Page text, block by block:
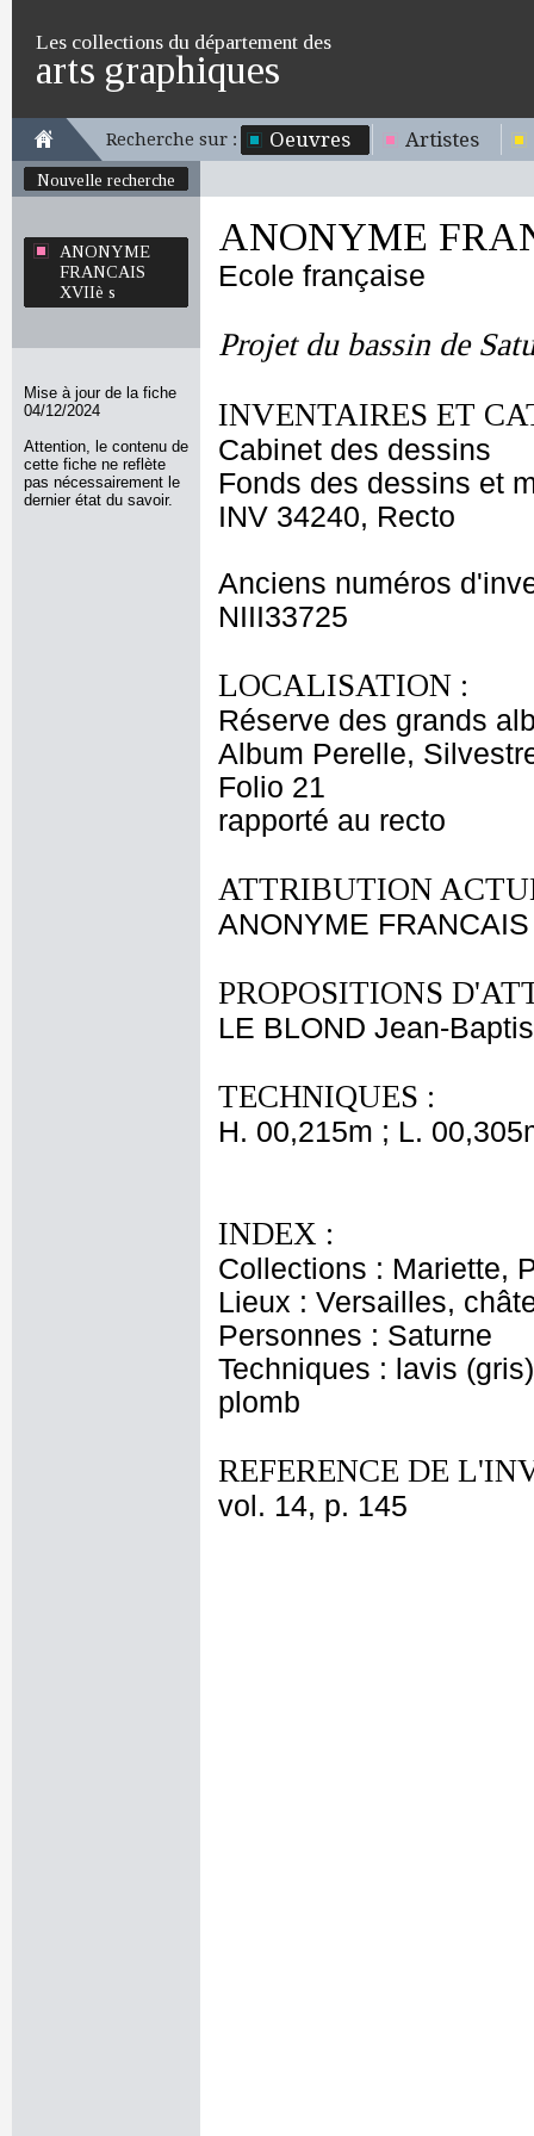
Les collections du département des
arts graphiques
Recherche sur : Oeuvres Artistes
Nouvelle recherche
ANONYME
FRANCAIS
XVIIè s
Mise à jour de la fiche
04/12/2024
Attention, le contenu de
cette fiche ne reflète
pas nécessairement le
dernier état du savoir.
ANONYME
Ecole française
Projet du bassin de
INVENTAIRES ET
Cabinet des dessins
Fonds des dessins et
INV 34240, Recto
Anciens numéros
NIII33725
LOCALISATION :
Réserve des grands
Album Perelle,
Folio 21
rapporté au recto
ATTRIBUTION
ANONYME
PROPOSITIONS
LE BLOND Jean-
TECHNIQUES :
H. 00,215m ; L.
INDEX :
Collections : Mariette,
Lieux : Versailles,
Personnes : Saturne
Techniques : lavis
plomb
REFERENCE DE
vol. 14, p. 145